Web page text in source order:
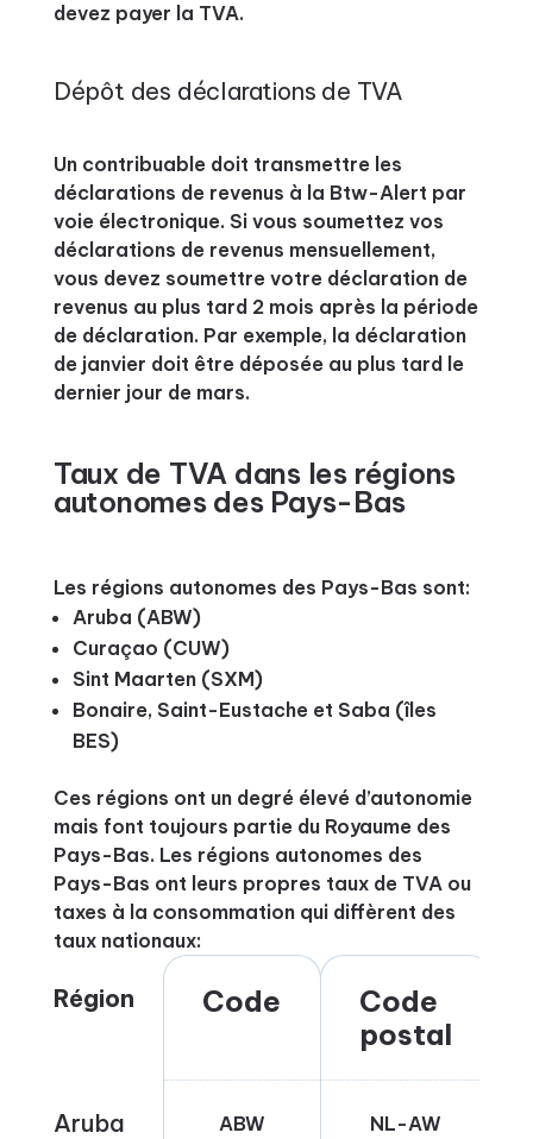
devez payer la TVA.
Dépôt des déclarations de TVA
Un contribuable doit transmettre les
déclarations de revenus à la Btw-Alert par
voie électronique. Si vous soumettez vos
déclarations de revenus mensuellement,
vous devez soumettre votre déclaration de
revenus au plus tard 2 mois après la période
de déclaration. Par exemple, la déclaration
de janvier doit être déposée au plus tard le
dernier jour de mars.
Taux de TVA dans les régions
autonomes des Pays-Bas
Les régions autonomes des Pays-Bas sont:
Aruba (ABW)
Curaçao (CUW)
Sint Maarten (SXM)
Bonaire, Saint-Eustache et Saba (îles
BES)
Ces régions ont un degré élevé d’autonomie
mais font toujours partie du Royaume des
Pays-Bas. Les régions autonomes des
Pays-Bas ont leurs propres taux de TVA ou
taxes à la consommation qui diffèrent des
taux nationaux:
Région Code
Code
postal
Aruba ABW NL-AW